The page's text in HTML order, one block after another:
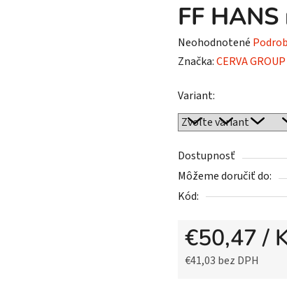
FF
Priemerné
hodnotenie
je
0,0
z
5
hviezdičiek.
Neohodnotené
Značka:CERVA
Variant:
Dostupnosť
Môžeme doručiť do:
Kód:
€50,47/
€41,03 bez DPH